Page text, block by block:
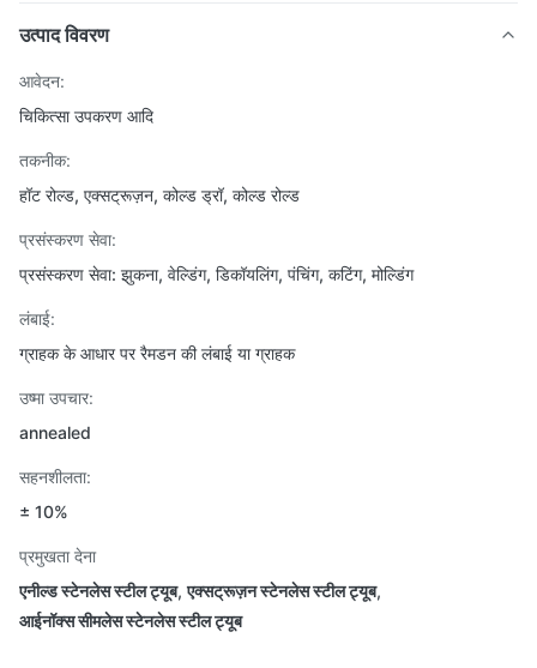
उत्पाद विवरण
आवेदन:
चिकित्सा उपकरण आदि
तकनीक:
हॉट रोल्ड, एक्सट्रूज़न, कोल्ड ड्रॉ, कोल्ड रोल्ड
प्रसंस्करण सेवा:
प्रसंस्करण सेवा: झुकना, वेल्डिंग, डिकॉयलिंग, पंचिंग, कटिंग, मोल्डिंग
लंबाई:
ग्राहक के आधार पर रैमडन की लंबाई या ग्राहक
उष्मा उपचार:
annealed
सहनशीलता:
± 10%
प्रमुखता देना
एनील्ड स्टेनलेस स्टील ट्यूब,एक्सट्रूज़न स्टेनलेस स्टील ट्यूब,
आईनॉक्स सीमलेस स्टेनलेस स्टील ट्यूब